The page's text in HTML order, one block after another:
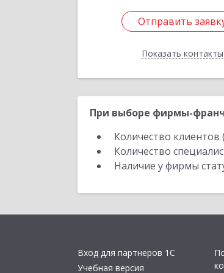
Отправить
Показать контакты
Отправить
Назад
При выборе фирмы-
Количество
Количество
Наличие у фирмы
Вход для партнеров 1С
Учебная версия